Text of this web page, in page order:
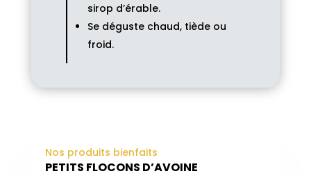
sirop d’érable.
Se déguste chaud, tiède ou
froid.
Nos produits bienfaits
PETITS FLOCONS D’AVOINE